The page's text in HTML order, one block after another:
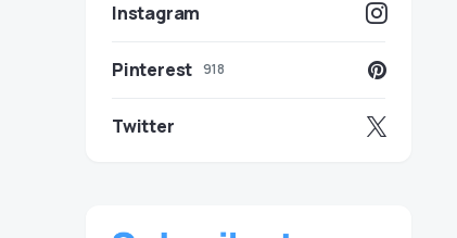
Instagram
Pinterest 918
Twitter